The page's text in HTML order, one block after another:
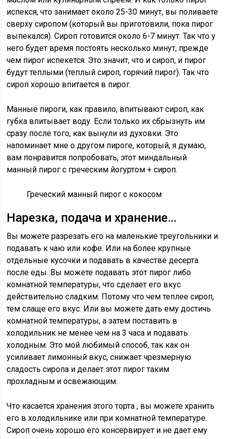
испекся, что занимает около 25-30 минут, вы поливаете
сверху сиропом (который вы приготовили, пока пирог
выпекался). Сироп готовится около 6-7 минут. Так что у
него будет время постоять несколько минут, прежде
чем пирог испекется. Это значит, что и сироп, и пирог
будут теплыми (теплый сироп, горячий пирог). Так что
сироп хорошо впитается в пирог.
Манные пироги, как правило, впитывают сироп, как
губка впитывает воду. Если только их сбрызнуть им
сразу после того, как вынули из духовки. Это
напоминает мне о другом пироге, который, я думаю,
вам понравится попробовать, этот миндальный
манный пирог с греческим йогуртом + сироп.
Греческий манный пирог с кокосом
Нарезка, подача и хранение…
Вы можете разрезать его на маленькие треугольники и
подавать к чаю или кофе. Или на более крупные
отдельные кусочки и подавать в качестве десерта
после еды. Вы можете подавать этот пирог либо
комнатной температуры, что сделает его вкус
действительно сладким. Потому что чем теплее сироп,
тем слаще его вкус. Или вы можете дать ему достичь
комнатной температуры, а затем поставить в
холодильник не менее чем на 3 часа и подавать
холодным. Это мой любимый способ, так как он
усиливает лимонный вкус, снижает чрезмерную
сладость сиропа и делает этот пирог таким
прохладным и освежающим.
Что касается хранения этого торта , вы можете хранить
его в холодильнике или при комнатной температуре.
Сироп очень хорошо его консервирует и не дает ему